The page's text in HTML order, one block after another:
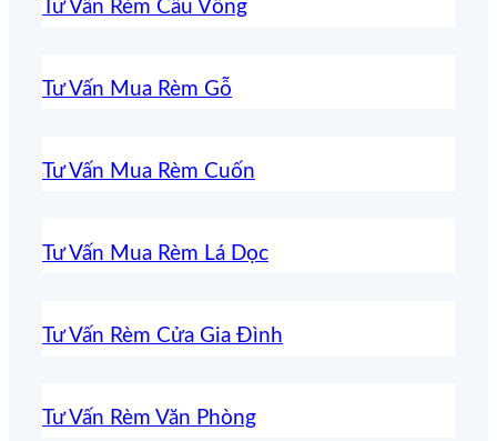
Tư Vấn Rèm Cầu Vồng
Tư Vấn Mua Rèm Gỗ
Tư Vấn Mua Rèm Cuốn
Tư Vấn Mua Rèm Lá Dọc
Tư Vấn Rèm Cửa Gia Đình
Tư Vấn Rèm Văn Phòng